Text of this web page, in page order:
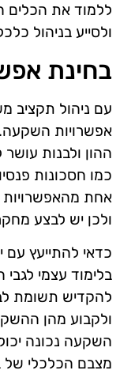
ללמוד את הכלים
ולסייע בניהול
בחינת
עם ניהול תקציב
אפשרויות
ההון ולבנות
כמו חסכונות
אחת מהאפשרויות
ולכן יש לבצע
כדאי להתייעץ
בלימוד עצמי
להקדיש תשומת
ולקבוע מהן
השקעה נכונה
מצבם הכלכלי של